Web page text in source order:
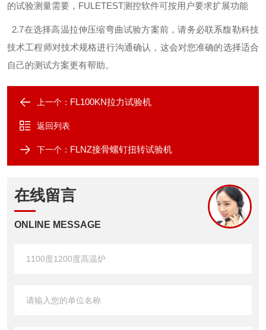
的试验测量需要， FULETEST测控软件可按用户要求扩展功能
2.7在选择高温拉伸压缩弯曲试验方案前，请务必联系馥勒科技
技术工程师对技术规格进行沟通确认，这会对您准确的选择适合
自己的测试方案更有帮助。
上一个： FL100KN拉力试验机
返回列表
下一个： FLNZ接骨螺钉扭转试验机
在线留言
ONLINE MESSAGE